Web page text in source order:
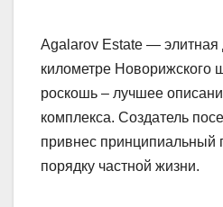
Agalarov Estate — элитная
километре Новорижского
роскошь – лучшее
комплекса. Создатель
привнес принципиальный
порядку частной жизни.